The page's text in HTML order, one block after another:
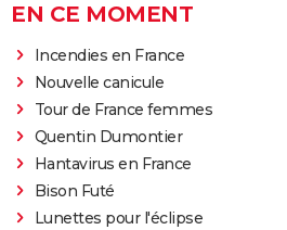
EN CE MOMENT
Incendies en France
Nouvelle canicule
Tour de France femmes
Quentin Dumontier
Hantavirus en France
Bison Futé
Lunettes pour l'éclipse